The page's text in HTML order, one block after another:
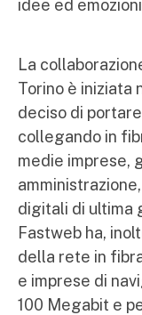
idee ed
La
Torino è iniziata
deciso di
collegando in
medie imprese,
digitali di ultima
Fastweb ha,
della rete in
e imprese di
100 Megabit e